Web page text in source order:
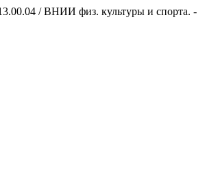
/ ВНИИ физ. культуры и спорта. -